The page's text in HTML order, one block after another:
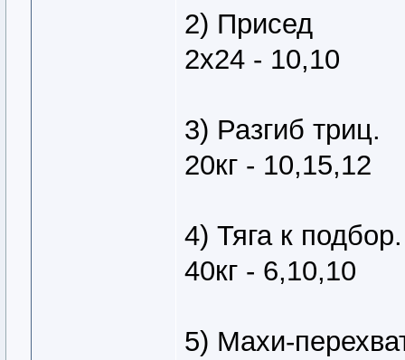
2) Присед
2х24 - 10,10
3) Разгиб триц.
20кг - 10,15,12
4) Тяга к подбор.
40кг - 6,10,10
5) Махи-